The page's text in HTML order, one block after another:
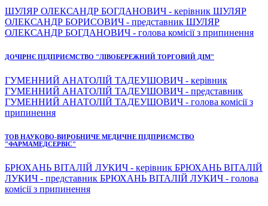
ШУЛЯР ОЛЕКСАНДР БОГДАНОВИЧ - керівник ШУЛЯР
ОЛЕКСАНДР БОРИСОВИЧ - представник ШУЛЯР
ОЛЕКСАНДР БОГДАНОВИЧ - голова комісії з припинення
ДОЧІРНЄ ПІДПРИЄМСТВО "ЛІВОБЕРЕЖНИЙ ТОРГОВИЙ ДІМ"
ГУМЕННИЙ АНАТОЛІЙ ТАДЕУШОВИЧ - керівник
ГУМЕННИЙ АНАТОЛІЙ ТАДЕУШОВИЧ - представник
ГУМЕННИЙ АНАТОЛІЙ ТАДЕУШОВИЧ - голова комісії з
припинення
ТОВ НАУКОВО-ВИРОБНИЧЕ МЕДИЧНЕ ПІДПРИЄМСТВО
"ФАРМАМЕДСЕРВІС"
БРЮХАНЬ ВІТАЛІЙ ЛУКИЧ - керівник БРЮХАНЬ ВІТАЛІЙ
ЛУКИЧ - представник БРЮХАНЬ ВІТАЛІЙ ЛУКИЧ - голова
комісії з припинення